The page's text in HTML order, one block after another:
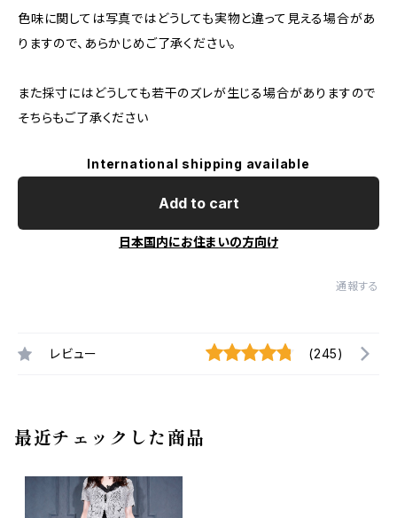
色味に関しては写真ではどうしても実物と違って見える場合があ
りますので、あらかじめご了承ください。
また採寸にはどうしても若干のズレが生じる場合がありますので
そちらもご了承ください
International shipping available
Add to cart
日本国内にお住まいの方向け
通報する
レビュー (245)
最近チェックした商品